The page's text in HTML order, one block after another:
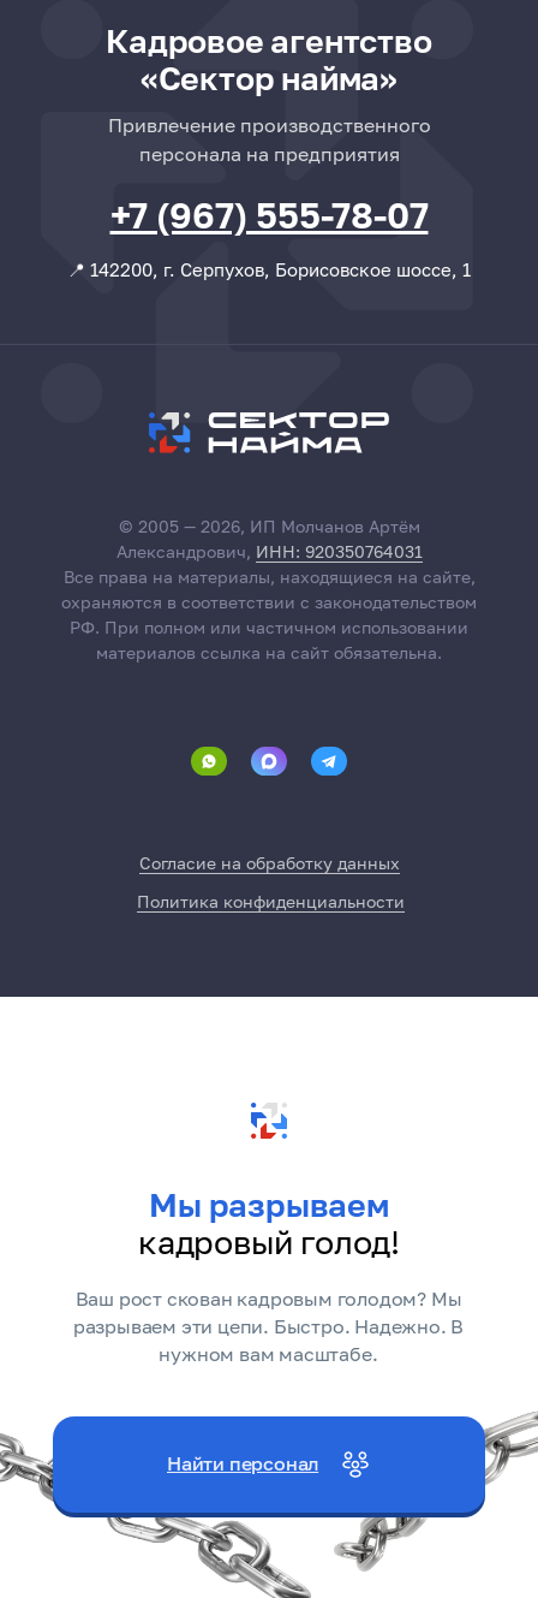
Согласие на обработку данных
Политика конфиденциальности
© 2005 — 2026, ИП Молчанов Артём
Александрович, ИНН: 920350764031
Все права на материалы, находящиеся на сайте,
охраняются в соответствии с законодательством
РФ. При полном или частичном использовании
материалов ссылка на сайт обязательна.
+7 (967) 555-78-07
📍 142200, г. Серпухов, Борисовское шоссе, 1
Привлечение производственного
персонала на предприятия
Кадровое агентство
«Сектор найма»
Найти персонал
Мы разрываем
кадровый голод!
Ваш рост скован кадровым голодом? Мы
разрываем эти цепи. Быстро. Надежно. В
нужном вам масштабе.